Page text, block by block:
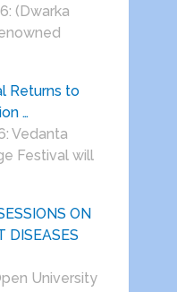
(Dwarka
Returns to
…
Vedanta
Festival will
ON
DISEASES
University